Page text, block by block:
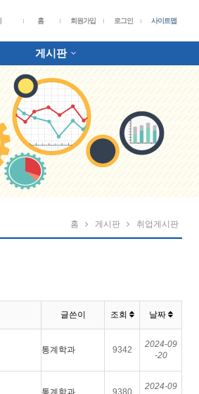
홈 회원가입 로그인 사이트맵
게시판
홈 게시판 취업게시판
글쓴이 조회 날짜
통계학과 9342
2024-09
-20
통계학과 9380
2024-09